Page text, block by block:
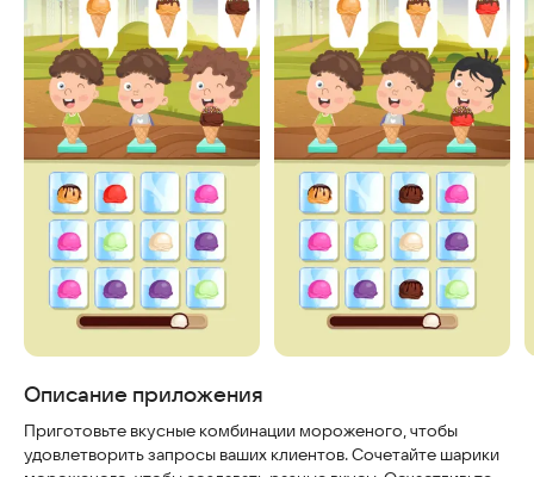
Описание приложения
Приготовьте вкусные комбинации мороженого, чтобы
удовлетворить запросы ваших клиентов. Сочетайте шарики